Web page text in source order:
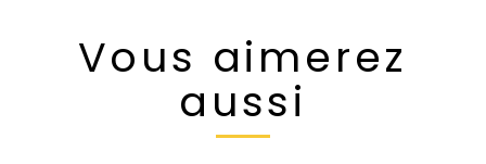
Vous aimerez
aussi